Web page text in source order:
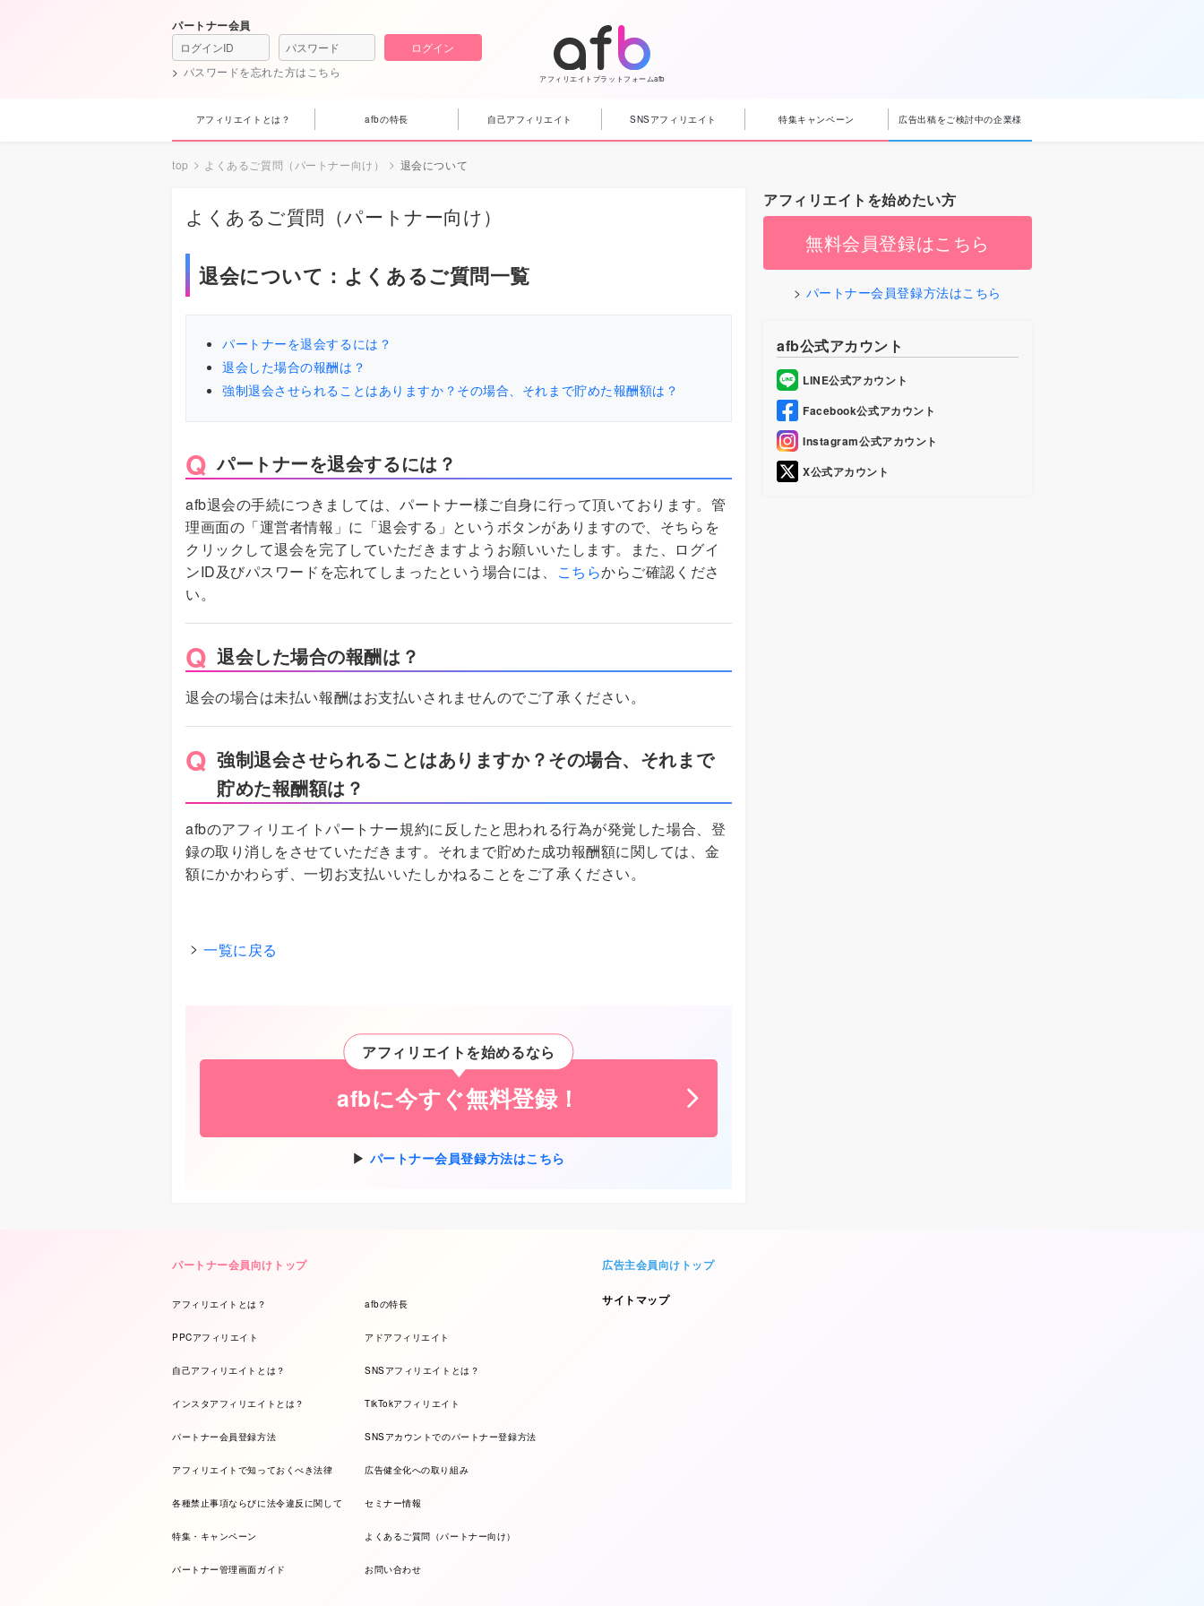
アフィリエイトプラットフォームafb
パートナー会員
ログイン
パスワードを忘れた方はこちら
アフィリエイトとは？ afbの特長 自己アフィリエイト SNSアフィリエイト 特集キャンペーン 広告出稿をご検討中の企業様
top よくあるご質問（パートナー向け） 退会について
よくあるご質問（パートナー向け）
退会について：よくあるご質問一覧
パートナーを退会するには？
退会した場合の報酬は？
強制退会させられることはありますか？その場合、それまで貯めた報酬額は？
パートナーを退会するには？
afb退会の手続につきましては、パートナー様ご自身に行って頂いております。管
理画面の「運営者情報」に「退会する」というボタンがありますので、そちらを
クリックして退会を完了していただきますようお願いいたします。また、ログイ
ンID及びパスワードを忘れてしまったという場合には、
こちらからご確認くださ
い。
退会した場合の報酬は？
退会の場合は未払い報酬はお支払いされませんのでご了承ください。
強制退会させられることはありますか？その場合、それまで
貯めた報酬額は？
afbのアフィリエイトパートナー規約に反したと思われる行為が発覚した場合、登
録の取り消しをさせていただきます。それまで貯めた成功報酬額に関しては、金
額にかかわらず、一切お支払いいたしかねることをご了承ください。
一覧に戻る
アフィリエイトを始めるなら
afbに今すぐ無料登録！
パートナー会員登録方法はこちら
アフィリエイトを始めたい方
無料会員登録はこちら
パートナー会員登録方法はこちら
afb公式アカウント
LINE公式アカウント
Facebook公式アカウント
Instagram公式アカウント
X公式アカウント
パートナー会員向けトップ
アフィリエイトとは？ afbの特長
PPCアフィリエイト アドアフィリエイト
自己アフィリエイトとは？ SNSアフィリエイトとは？
インスタアフィリエイトとは？ TikTokアフィリエイト
パートナー会員登録方法 SNSアカウントでのパートナー登録方法
アフィリエイトで知っておくべき法律 広告健全化への取り組み
各種禁止事項ならびに法令違反に関して セミナー情報
特集・キャンペーン よくあるご質問（パートナー向け）
パートナー管理画面ガイド お問い合わせ
広告主会員向けトップ
サイトマップ